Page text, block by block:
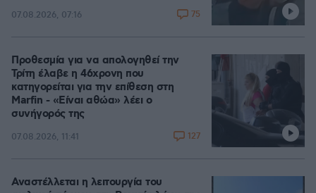
07.08.2026, 07:16 75
Προθεσμία για να απολογηθεί την
Τρίτη έλαβε η 46χρονη που
κατηγορείται για την επίθεση στη
Marfin - «Είναι αθώα» λέει ο
συνήγορός της
07.08.2026, 11:41 127
Αναστέλλεται η λειτουργία του